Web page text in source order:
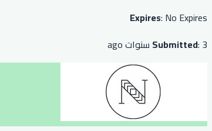
Expires: No Expires
Submitted: 3 سنوات ago